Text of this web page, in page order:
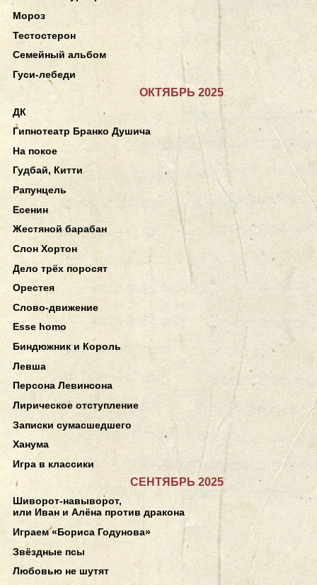
Мороз
Тестостерон
Семейный альбом
Гуси-лебеди
ОКТЯБРЬ 2025
ДК
Гипнотеатр Бранко Душича
На покое
Гудбай, Китти
Рапунцель
Есенин
Жестяной барабан
Слон Хортон
Дело трёх поросят
Орестея
Слово-движение
Esse homo
Биндюжник и Король
Левша
Персона Левинсона
Лирическое отступление
Записки сумасшедшего
Ханума
Игра в классики
СЕНТЯБРЬ 2025
Шиворот-навыворот,
или Иван и Алёна против дракона
Играем «Бориса Годунова»
Звёздные псы
Любовью не шутят